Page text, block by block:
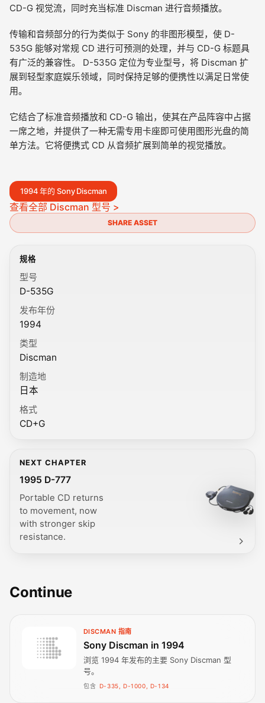
CD-G 视觉流，同时充当标准 Discman 进行音频播放。
传输和音频部分的行为类似于 Sony 的非图形模型，使 D-
535G 能够对常规 CD 进行可预测的处理，并与 CD-G 标题具
有广泛的兼容性。 D-535G 定位为专业型号，将 Discman 扩
展到轻型家庭娱乐领域，同时保持足够的便携性以满足日常使
用。
它结合了标准音频播放和 CD-G 输出，使其在产品阵容中占据
一席之地，并提供了一种无需专用卡座即可使用图形光盘的简
单方法。它将便携式 CD 从音频扩展到简单的视觉播放。
1994 年的 Sony Discman
查看全部 Discman 型号 >
SHARE ASSET
规格
型号
D-535G
发布年份
1994
类型
Discman
制造地
日本
格式
CD+G
NEXT CHAPTER
1995 D-777
Portable CD returns
to movement, now
with stronger skip
resistance.
Continue
DISCMAN 指南
Sony Discman in 1994
浏览 1994 年发布的主要 Sony Discman 型
号。
包含 D-335, D-1000, D-134